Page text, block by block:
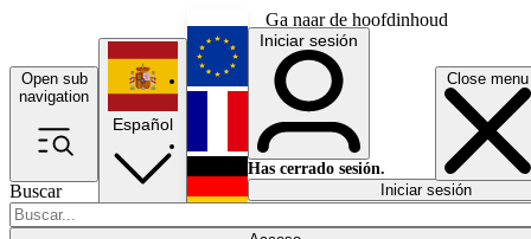
Ga naar de hoofdinhoud
Open sub
navigation
Close menu
Buscar
Español
English
Français
Iniciar sesión
Has cerrado sesión.
Iniciar sesión